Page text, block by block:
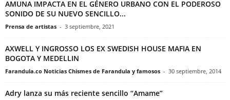
AMUNA IMPACTA EN EL GÉNERO URBANO CON EL PODEROSO
SONIDO DE SU NUEVO SENCILLO...
Prensa de artistas - 3 septiembre, 2021
AXWELL Y INGROSSO LOS EX SWEDISH HOUSE MAFIA EN
BOGOTA Y MEDELLIN
Farandula.co Noticias Chismes de Farandula y famosos - 30 septiembre, 2014
Adry lanza su más reciente sencillo “Amame”